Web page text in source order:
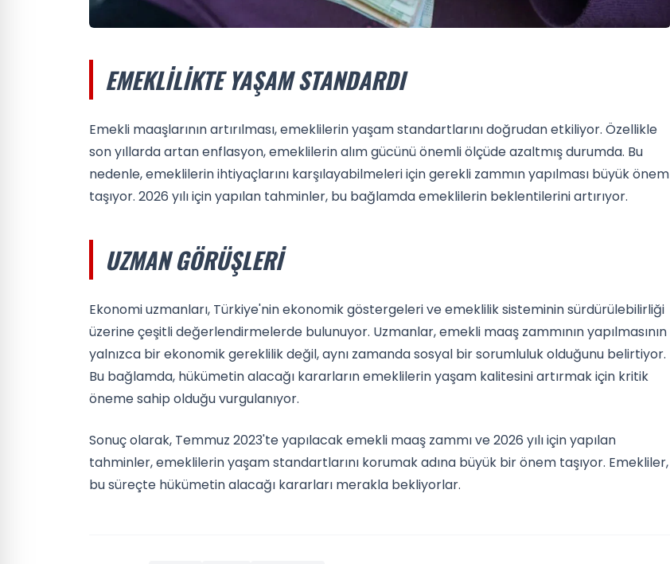
EMEKLILIKTE YAŞAM STANDARDI
Emekli maaşlarının artırılması, emeklilerin yaşam standartlarını doğrudan etkiliyor. Özellikle
son yıllarda artan enflasyon, emeklilerin alım gücünü önemli ölçüde azaltmış durumda. Bu
nedenle, emeklilerin ihtiyaçlarını karşılayabilmeleri için gerekli zammın yapılması büyük önem
taşıyor. 2026 yılı için yapılan tahminler, bu bağlamda emeklilerin beklentilerini artırıyor.
UZMAN GÖRÜŞLERI
Ekonomi uzmanları, Türkiye'nin ekonomik göstergeleri ve emeklilik sisteminin sürdürülebilirliği
üzerine çeşitli değerlendirmelerde bulunuyor. Uzmanlar, emekli maaş zammının yapılmasının
yalnızca bir ekonomik gereklilik değil, aynı zamanda sosyal bir sorumluluk olduğunu belirtiyor.
Bu bağlamda, hükümetin alacağı kararların emeklilerin yaşam kalitesini artırmak için kritik
öneme sahip olduğu vurgulanıyor.
Sonuç olarak, Temmuz 2023'te yapılacak emekli maaş zammı ve 2026 yılı için yapılan
tahminler, emeklilerin yaşam standartlarını korumak adına büyük bir önem taşıyor. Emekliler,
bu süreçte hükümetin alacağı kararları merakla bekliyorlar.